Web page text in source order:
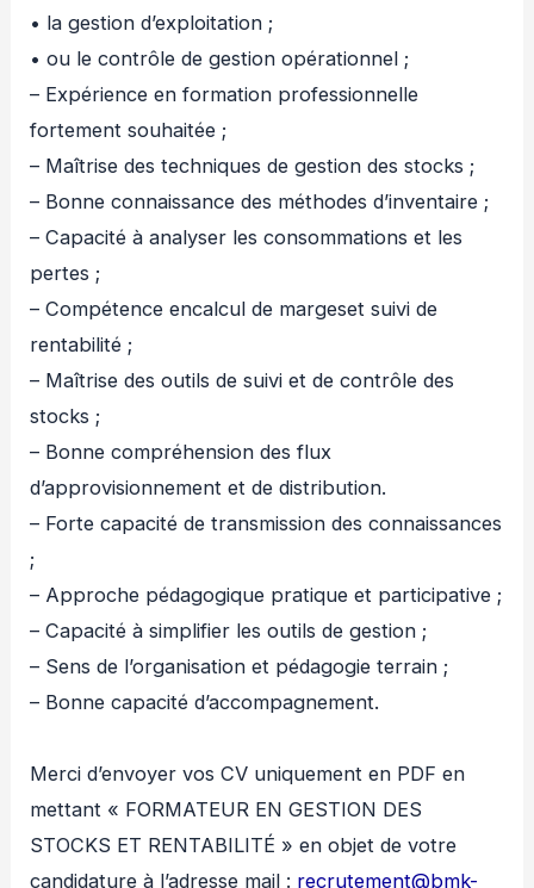
• la gestion d’exploitation ;
• ou le contrôle de gestion opérationnel ;
– Expérience en formation professionnelle
fortement souhaitée ;
– Maîtrise des techniques de gestion des stocks ;
– Bonne connaissance des méthodes d’inventaire ;
– Capacité à analyser les consommations et les
pertes ;
– Compétence encalcul de margeset suivi de
rentabilité ;
– Maîtrise des outils de suivi et de contrôle des
stocks ;
– Bonne compréhension des flux
d’approvisionnement et de distribution.
– Forte capacité de transmission des connaissances
;
– Approche pédagogique pratique et participative ;
– Capacité à simplifier les outils de gestion ;
– Sens de l’organisation et pédagogie terrain ;
– Bonne capacité d’accompagnement.
Merci d’envoyer vos CV uniquement en PDF en
mettant « FORMATEUR EN GESTION DES
STOCKS ET RENTABILITÉ » en objet de votre
candidature à l’adresse mail : recrutement@bmk-